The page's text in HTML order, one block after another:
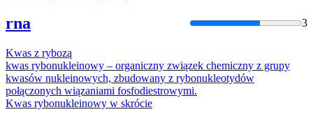
rna 3
Kwas z rybozą
kwas rybonukleinowy – organiczny związek chemiczny z grupy
kwasów nukleinowych, zbudowany z rybonukleotydów
połączonych wiązaniami fosfodiestrowymi.
Kwas rybonukleinowy w skrócie